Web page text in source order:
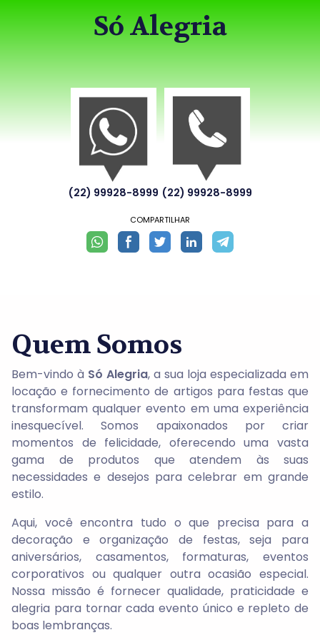
Só Alegria
(22) 99928-8999 (22) 99928-8999
COMPARTILHAR
Quem Somos
Bem-vindo à Só Alegria, a sua loja especializada em
locação e fornecimento de artigos para festas que
transformam qualquer evento em uma experiência
inesquecível. Somos apaixonados por criar
momentos de felicidade, oferecendo uma vasta
gama de produtos que atendem às suas
necessidades e desejos para celebrar em grande
estilo.
Aqui, você encontra tudo o que precisa para a
decoração e organização de festas, seja para
aniversários, casamentos, formaturas, eventos
corporativos ou qualquer outra ocasião especial.
Nossa missão é fornecer qualidade, praticidade e
alegria para tornar cada evento único e repleto de
boas lembranças.